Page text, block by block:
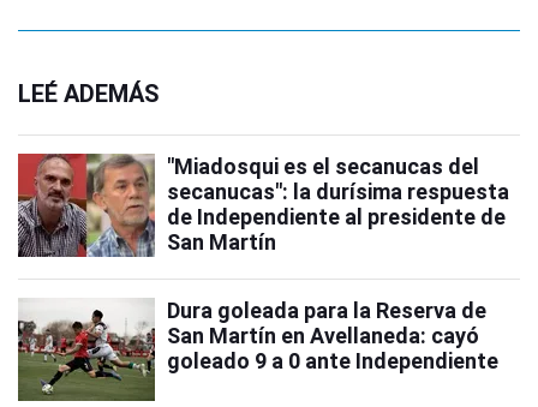
LEÉ ADEMÁS
"Miadosqui es el secanucas del
secanucas": la durísima respuesta
de Independiente al presidente de
San Martín
Dura goleada para la Reserva de
San Martín en Avellaneda: cayó
goleado 9 a 0 ante Independiente